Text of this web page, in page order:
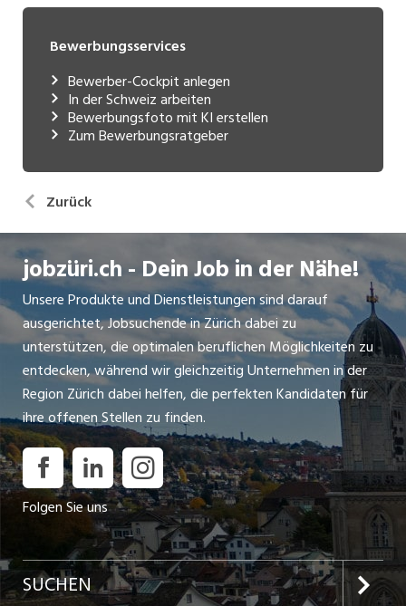
Bewerbungsservices
Bewerber-Cockpit anlegen
In der Schweiz arbeiten
Bewerbungsfoto mit KI erstellen
Zum Bewerbungsratgeber
Zurück
jobzüri.ch - Dein Job in der Nähe!
Unsere Produkte und Dienstleistungen sind darauf
ausgerichtet, Jobsuchende in Zürich dabei zu
unterstützen, die optimalen beruflichen Möglichkeiten zu
entdecken, während wir gleichzeitig Unternehmen in der
Region Zürich dabei helfen, die perfekten Kandidaten für
ihre offenen Stellen zu finden.
Folgen Sie uns
SUCHEN